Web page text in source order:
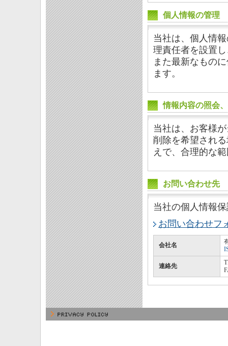
個人情報の管理
当社は、個人情
理責任者を設置
また最新なもの
ます。
情報内容の照会
当社は、お客様
削除を希望され
えで、合理的な
お問い合わせ先
当社の個人情報
お問い合わせフ
会社名
連絡先